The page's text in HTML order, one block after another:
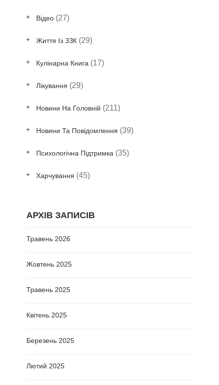
Відео (27)
Життя Із ЗЗК (29)
Кулінарна Книга (17)
Лікування (29)
Новини На Головній (211)
Новини Та Повідомлення (39)
Психологічна Підтримка (35)
Харчування (45)
АРХІВ ЗАПИСІВ
Травень 2026
Жовтень 2025
Травень 2025
Квітень 2025
Березень 2025
Лютий 2025